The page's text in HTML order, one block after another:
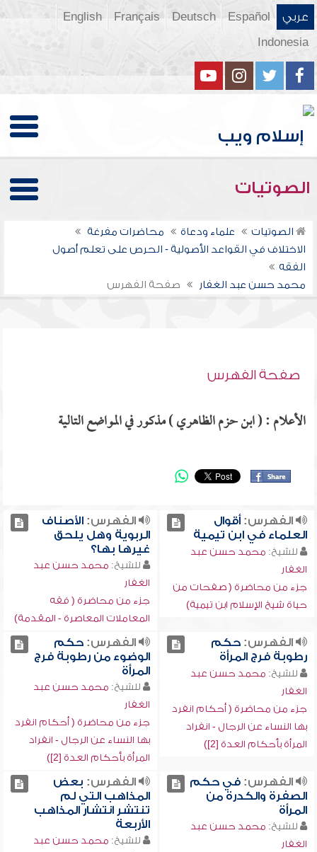
عربي Español
Deutsch
Français
English
Indonesia
الصوتيات
الصوتيات علماء ودعاة
محاضرات مفرغة
الاختلاف في القواعد الأصولية - الحرص على تعلم أصول
الفقه
محمد حسن عبد الغفار
صفحة الفهرس
صفحة الفهرس
الأعلام : ( ابن حزم الظاهري ) مذكور في المواضع التالية
الفهرس:أقوال
العلماء في ابن تيمية
للشيخ: محمد حسن عبد
الغفار
جزء من محاضرة ( صفحات من
حياة شيخ الإسلام ابن تيمية)
الفهرس:الأصناف
الربوية وهل يلحق
غيرها بها؟
للشيخ: محمد حسن عبد
الغفار
جزء من محاضرة ( فقه
المعاملات المعاصرة - المقدمة)
الفهرس:حكم
رطوبة فرج المرأة
للشيخ: محمد حسن عبد
الغفار
جزء من محاضرة ( أحكام انفرد
بها النساء عن الرجال - انفراد
المرأة بأحكام العدة [2])
الفهرس:حكم
الوضوء من رطوبة فرج
المرأة
للشيخ: محمد حسن عبد
الغفار
جزء من محاضرة ( أحكام انفرد
بها النساء عن الرجال - انفراد
المرأة بأحكام العدة [2])
الفهرس:في حكم
الصفرة والكدرة من
المرأة
للشيخ: محمد حسن عبد
الغفار
الفهرس: بعض
المذاهب التي لم
تنتشر انتشار المذاهب
الأربعة
للشيخ: محمد حسن عبد